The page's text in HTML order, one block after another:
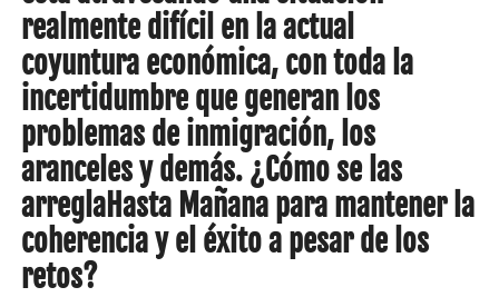
realmente difícil en la actual
coyuntura económica, con toda la
incertidumbre que generan los
problemas de inmigración, los
aranceles y demás. ¿Cómo se las
arreglaHasta Mañana para mantener la
coherencia y el éxito a pesar de los
retos?